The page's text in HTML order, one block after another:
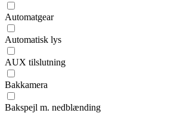
Automatgear
Automatisk lys
AUX tilslutning
Bakkamera
Bakspejl m. nedblænding